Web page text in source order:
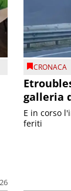
CRONACA
galleria
E in corso
feriti